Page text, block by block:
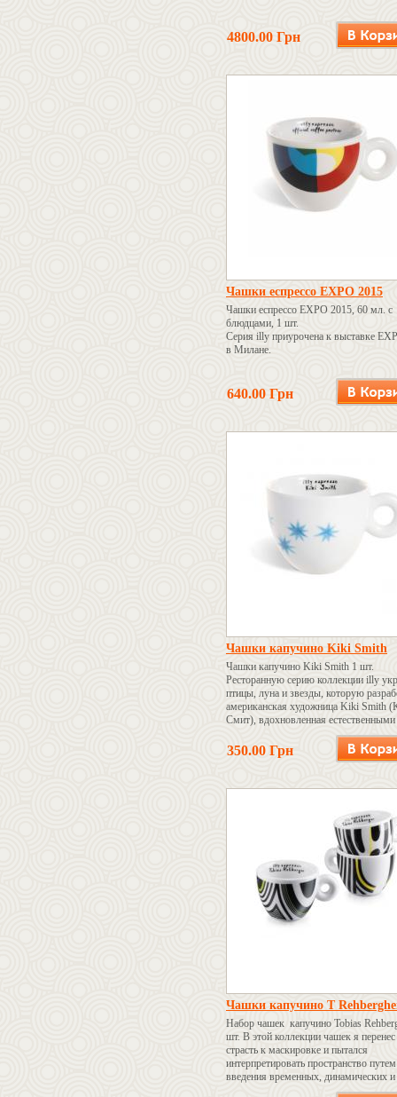
4800.00 Грн
Чашки еспрессо EXPO 2015
Чашки еспрессо EXPO 2015, 60 мл. с
блюдцами, 1 шт.
Серия illy приурочена к выставке
в Милане.
640.00 Грн
Чашки капучино Kiki Smith
Чашки капучино Kiki Smith 1 шт.
Ресторанную серию коллекции illy
птицы, луна и звезды, которую
американская художница Kiki Smith
Смит), вдохновленная естественными
Состав набора: чашки капучино с
350.00 Грн
Чашки капучино T
Набор чашек капучино Tobias
шт. В этой коллекции чашек я
страсть к маскировке и пытался
интерпретировать пространство путем
введения временных, динамических и
дестабилизирующих элементов.